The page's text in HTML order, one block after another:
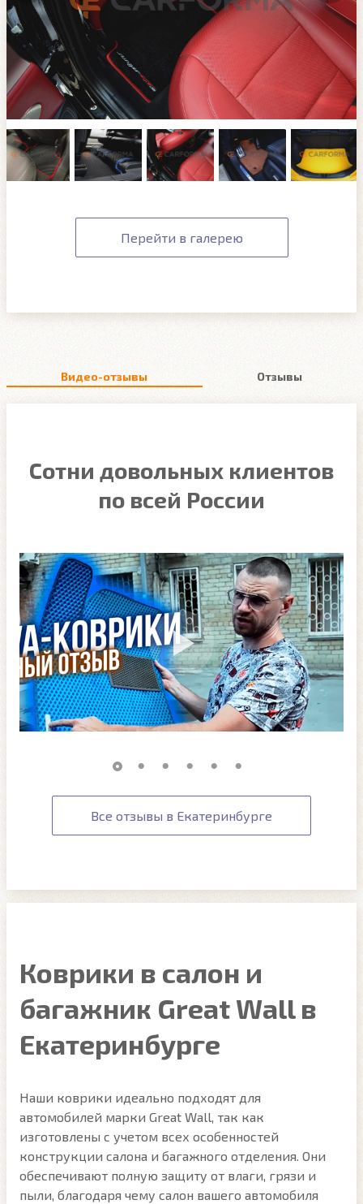
Перейти в галерею
Видео-отзывы Отзывы
Сотни довольных клиентов
по всей России
Все отзывы в Екатеринбурге
Коврики в салон и
багажник Great Wall в
Екатеринбурге
Наши коврики идеально подходят для
автомобилей марки Great Wall, так как
изготовлены с учетом всех особенностей
конструкции салона и багажного отделения. Они
обеспечивают полную защиту от влаги, грязи и
пыли, благодаря чему салон вашего автомобиля